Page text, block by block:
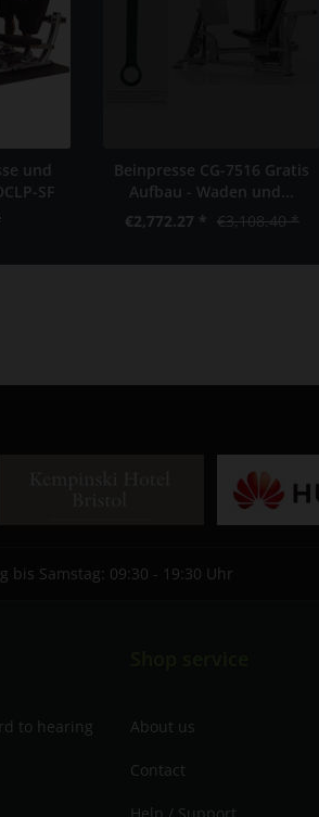
und
SF
Beinpresse CG-7516 Gratis
Aufbau - Waden und...
€2,772.27 * €3,108.40 *
bis Samstag: 09:30 - 19:30 Uhr
to hearing
About us
Contact